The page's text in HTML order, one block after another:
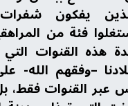
يفكون
فئة من
هذه القنوات
–وفقهم الله-
عبر القنوات فقط،